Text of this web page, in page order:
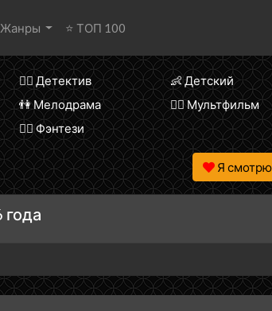
Жанры ⭐ ТОП 100
🕵️‍♂️ Детектив 👶 Детский
👫 Мелодрама 🧚‍♀️ Мультфильм
🧝‍♂️ Фэнтези
Я смотрю